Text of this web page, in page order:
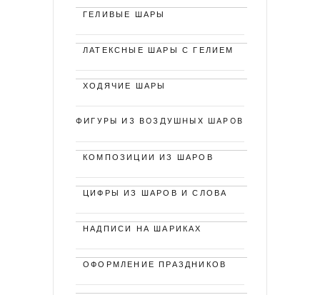
ГЕЛИВЫЕ ШАРЫ
ЛАТЕКСНЫЕ ШАРЫ С ГЕЛИЕМ
ХОДЯЧИЕ ШАРЫ
ФИГУРЫ ИЗ ВОЗДУШНЫХ ШАРОВ
КОМПОЗИЦИИ ИЗ ШАРОВ
ЦИФРЫ ИЗ ШАРОВ И СЛОВА
НАДПИСИ НА ШАРИКАХ
ОФОРМЛЕНИЕ ПРАЗДНИКОВ